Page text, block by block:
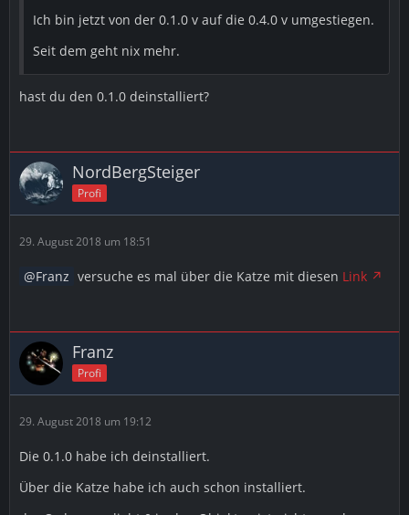
Ich bin jetzt von der 0.1.0 v auf die 0.4.0 v umgestiegen.
Seit dem geht nix mehr.
hast du den 0.1.0 deinstalliert?
NordBergSteiger
Profi
29. August 2018 um 18:51
Franz versuche es mal über die Katze mit diesen Link
Franz
Profi
29. August 2018 um 19:12
Die 0.1.0 habe ich deinstalliert.
Über die Katze habe ich auch schon installiert.